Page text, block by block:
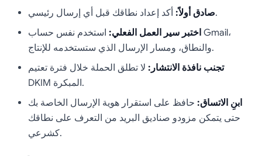
صادق أولاً:أكد إعداد نطاقك قبل أي إرسال رئيسي.
اختبر سير العمل الفعلي: استخدم نفس حساب Gmail،
والنطاق، ومسار الإرسال الذي ستستخدمه للإنتاج.
تجنب نافذة الانتشار: لا تطلق الحملة خلال فترة تعتيم
DKIM المبكرة.
ابنِ الاتساق: حافظ على استقرار هوية الإرسال الخاصة بك
حتى يتمكن مزودو صناديق البريد من التعرف على نطاقك
كشرعي.